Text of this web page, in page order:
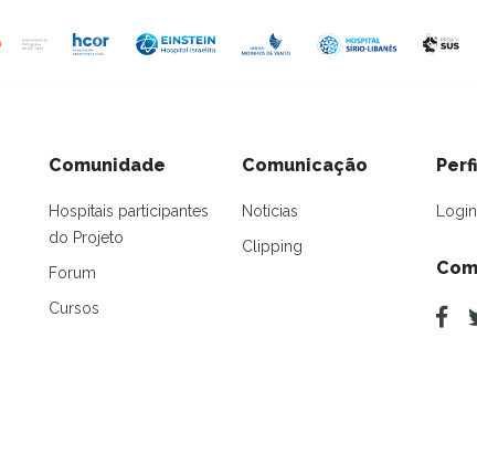
Comunidade
Hospitais participantes
do Projeto
Forum
Cursos
Comunicação
Notícias
Clipping
Login